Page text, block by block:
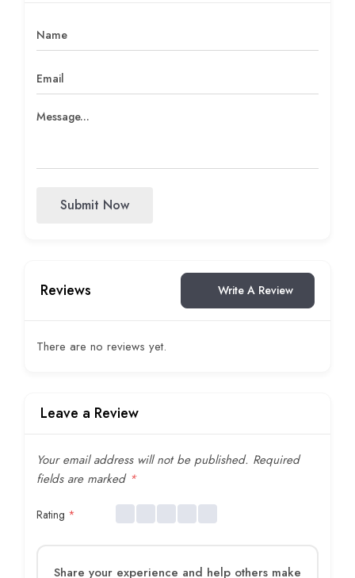
Submit Now
Reviews Write A Review
There are no reviews yet.
Leave a Review
Your email address will not be published. Required
fields are marked *
Rating *